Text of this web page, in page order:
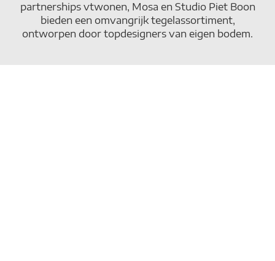
partnerships vtwonen, Mosa en Studio Piet Boon
bieden een omvangrijk tegelassortiment,
ontworpen door topdesigners van eigen bodem.